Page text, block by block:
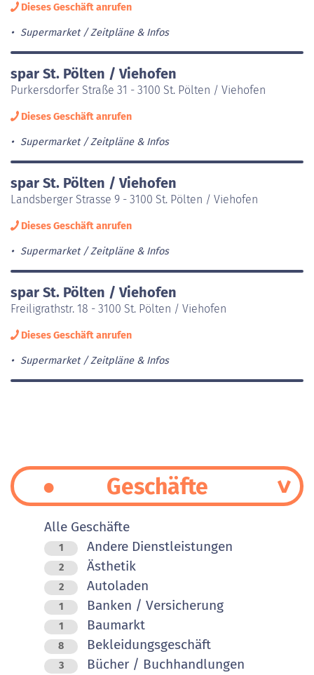
Dieses Geschäft anrufen
Supermarket Zeitpläne & Infos
spar St. Pölten / Viehofen
Purkersdorfer Straße 31 - 3100 St. Pölten / Viehofen
Dieses Geschäft anrufen
Supermarket Zeitpläne & Infos
spar St. Pölten / Viehofen
Landsberger Strasse 9 - 3100 St. Pölten / Viehofen
Dieses Geschäft anrufen
Supermarket Zeitpläne & Infos
spar St. Pölten / Viehofen
Freiligrathstr. 18 - 3100 St. Pölten / Viehofen
Dieses Geschäft anrufen
Supermarket Zeitpläne & Infos
Geschäfte
Alle Geschäfte
1 Andere Dienstleistungen
2 Ästhetik
2 Autoladen
1 Banken / Versicherung
1 Baumarkt
8 Bekleidungsgeschäft
3 Bücher / Buchhandlungen